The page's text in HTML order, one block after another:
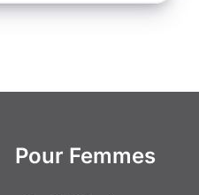
Pour Femmes